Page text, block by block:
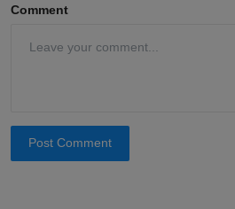
Comment
Post Comment